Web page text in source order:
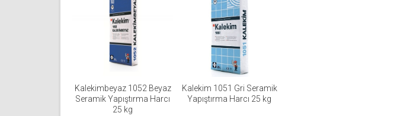
Kalekimbeyaz 1052 Beyaz
Seramik Yapıştırma Harcı
25 kg
Kalekim 1051 Gri Seramik
Yapıştırma Harcı 25 kg